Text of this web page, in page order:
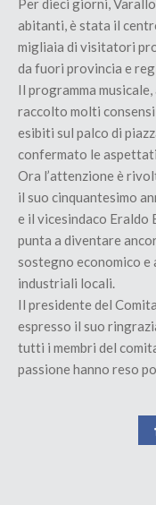
Per dieci giorni,
abitanti, è stata il
migliaia di visitatori
da fuori provincia e
Il programma
raccolto molti
esibiti sul palco di
confermato le
Ora l’attenzione è
il suo cinquantesimo
e il vicesindaco Eraldo
punta a diventare
sostegno economico
industriali locali.
Il presidente del
espresso il suo
tutti i membri del
passione hanno reso